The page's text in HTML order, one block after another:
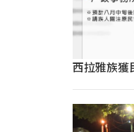
西拉雅族獲